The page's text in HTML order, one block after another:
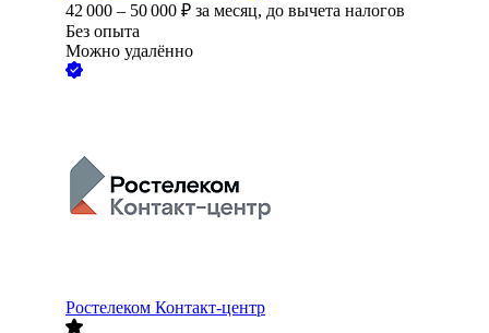
42 000 – 50 000 ₽ за месяц, до вычета налогов
Без опыта
Можно удалённо
Ростелеком Контакт-центр